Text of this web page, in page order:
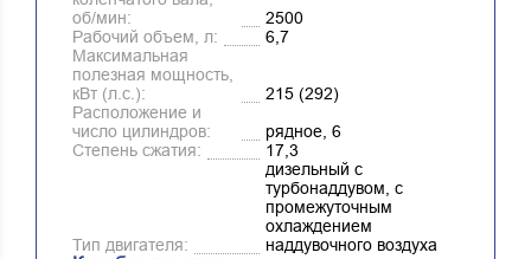
об/мин:
2500
Рабочий объем, л:
6,7
Максимальная
полезная мощность,
кВт (л.с.):
215 (292)
Расположение и
число цилиндров:
рядное, 6
Степень сжатия:
17,3
Тип двигателя:
дизельный с
турбонаддувом, с
промежуточным
охлаждением
наддувочного воздуха